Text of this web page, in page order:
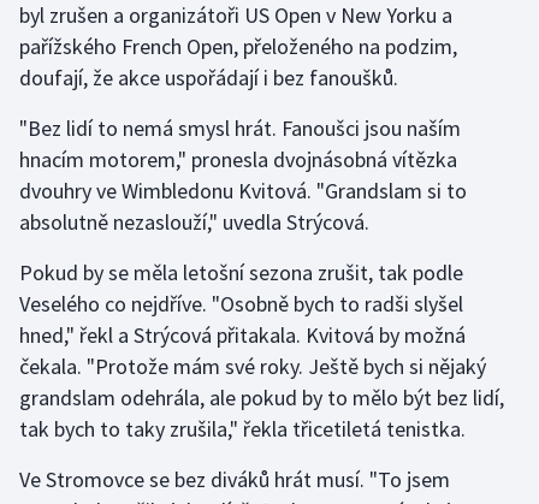
Moderní pětiboj
Motorsport
Olympijské hry
Parasport
Plavání
Plážový volejbal
Rychlobruslení
Rychlostní kanoistika
byl zrušen a organizátoři US Open v New Yorku a
pařížského French Open, přeloženého na podzim,
doufají, že akce uspořádají i bez fanoušků.
"Bez lidí to nemá smysl hrát. Fanoušci jsou naším
hnacím motorem," pronesla dvojnásobná vítězka
dvouhry ve Wimbledonu Kvitová. "Grandslam si to
absolutně nezaslouží," uvedla Strýcová.
Pokud by se měla letošní sezona zrušit, tak podle
Veselého co nejdříve. "Osobně bych to radši slyšel
hned," řekl a Strýcová přitakala. Kvitová by možná
čekala. "Protože mám své roky. Ještě bych si nějaký
grandslam odehrála, ale pokud by to mělo být bez lidí,
tak bych to taky zrušila," řekla třicetiletá tenistka.
Ve Stromovce se bez diváků hrát musí. "To jsem